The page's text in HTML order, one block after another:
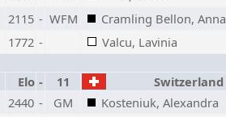
2115 - WFM Cramling Bellon, Anna
1772 - Valcu, Lavinia
Elo - 11 Switzerland
2440 - GM Kosteniuk, Alexandra